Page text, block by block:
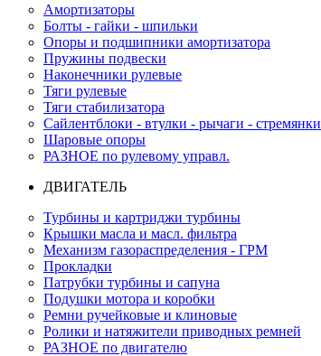
Амортизаторы
Болты - гайки - шпильки
Опоры и подшипники амортизатора
Пружины подвески
Наконечники рулевые
Тяги рулевые
Тяги стабилизатора
Сайлентблоки - втулки - рычаги - стремянки
Шаровые опоры
РАЗНОЕ по рулевому управл.
ДВИГАТЕЛЬ
Турбины и картриджи турбины
Крышки масла и масл. фильтра
Механизм газораспределения - ГРМ
Прокладки
Патрубки турбины и сапуна
Подушки мотора и коробки
Ремни ручейковые и клиновые
Ролики и натяжители приводных ремней
РАЗНОЕ по двигателю